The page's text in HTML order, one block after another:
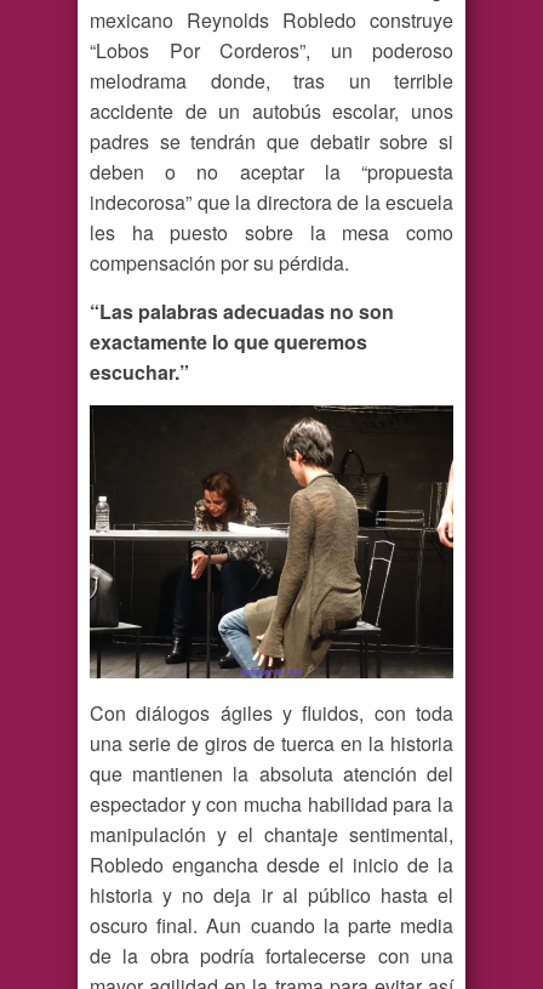
mexicano Reynolds Robledo construye
“Lobos Por Corderos”, un poderoso
melodrama donde, tras un terrible
accidente de un autobús escolar, unos
padres se tendrán que debatir sobre si
deben o no aceptar la “propuesta
indecorosa” que la directora de la escuela
les ha puesto sobre la mesa como
compensación por su pérdida.
“Las palabras adecuadas no son
exactamente lo que queremos
escuchar.”
Con diálogos ágiles y fluidos, con toda
una serie de giros de tuerca en la historia
que mantienen la absoluta atención del
espectador y con mucha habilidad para la
manipulación y el chantaje sentimental,
Robledo engancha desde el inicio de la
historia y no deja ir al público hasta el
oscuro final. Aun cuando la parte media
de la obra podría fortalecerse con una